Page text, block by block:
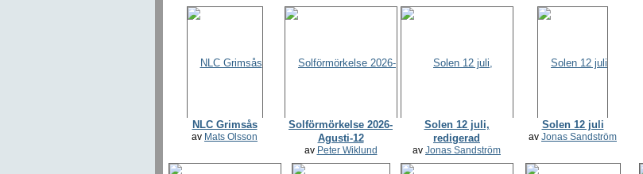
NLC Grimsås
av Mats Olsson
Solförmörkelse 2026-
Agusti-12
av Peter Wiklund
Solen 12 juli,
redigerad
av Jonas Sandström
Solen 12 juli
av Jonas Sandström